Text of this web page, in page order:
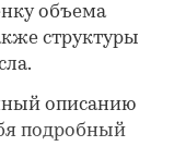
объема
структуры
описанию
подробный